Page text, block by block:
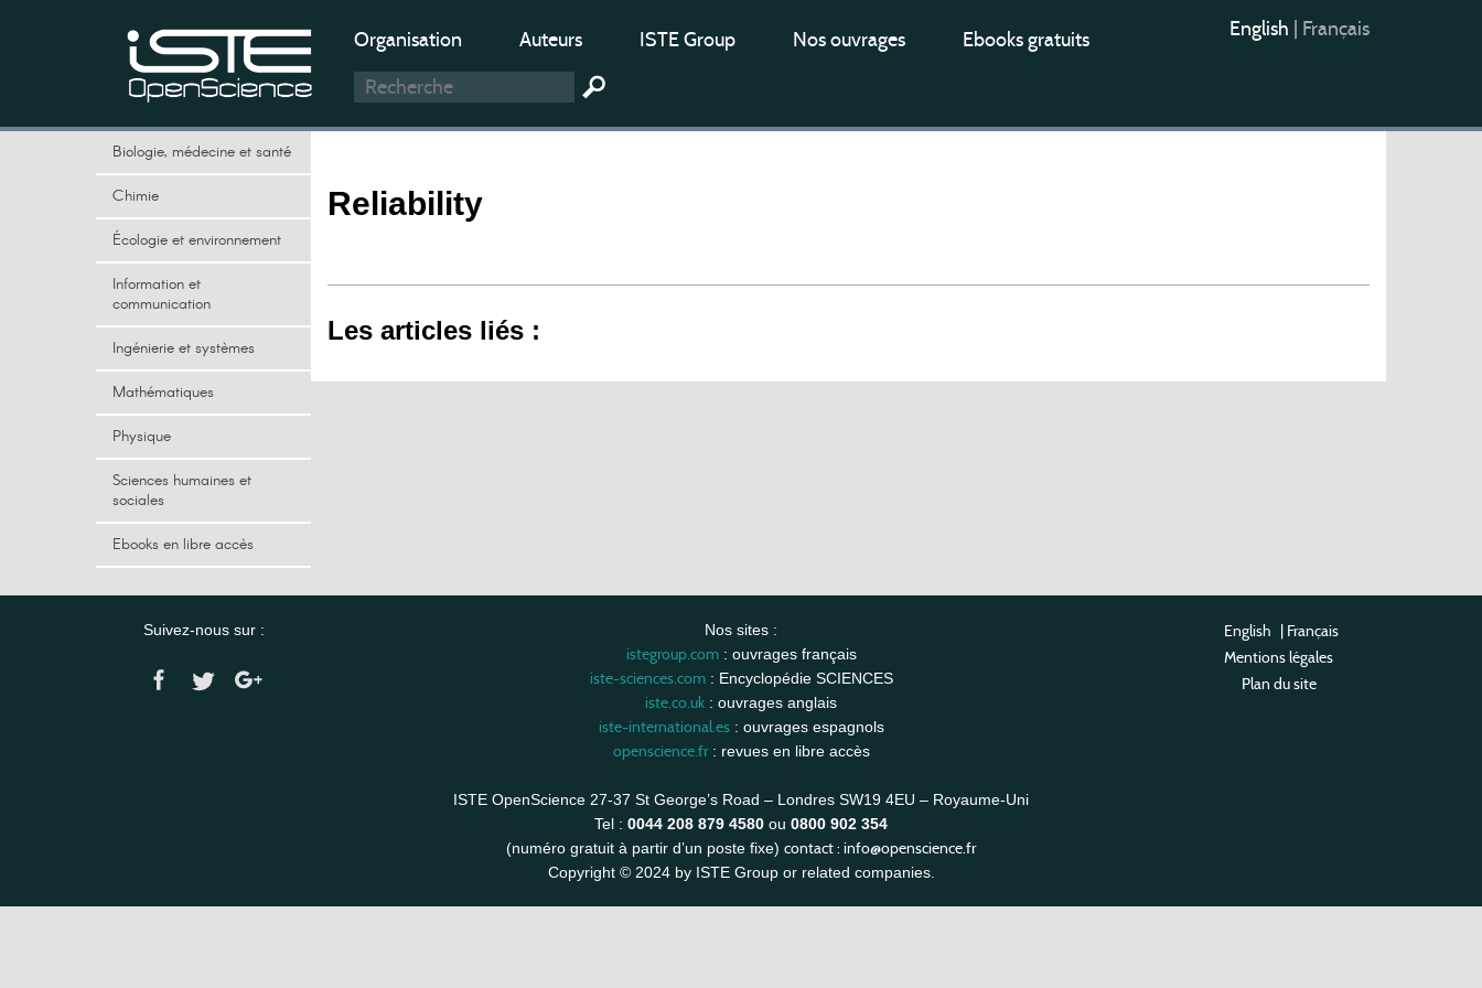
Organisation Auteurs ISTE Group Nos ouvrages Ebooks gratuits English Français
Biologie, médecine et santé
Chimie
Écologie et environnement
Information et
communication
Ingénierie et systèmes
Mathématiques
Physique
Sciences humaines et
sociales
Ebooks en libre accès
Reliability
Les articles liés :
Suivez-nous sur : Nos sites :
istegroup.com: ouvrages français
iste-sciences.com: Encyclopédie SCIENCES
iste.co.uk : ouvrages anglais
iste-international.es: ouvrages espagnols
openscience.fr: revues en libre accès
ISTE OpenScience 27-37 St George’s Road – Londres SW19 4EU – Royaume-Uni
Tel : 0044 208 879 4580 ou 0800 902 354
(numéro gratuit à partir d’un poste fixe) contact : info@openscience.fr
Copyright © 2024 by ISTE Group or related companies.
English | Français
Mentions légales
Plan du site